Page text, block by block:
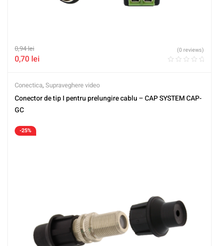
0,94lei
0,70 lei
(0 reviews)
Conectica, Supraveghere video
Conector de tip I pentru prelungire cablu – CAP SYSTEM CAP-
GC
-25%